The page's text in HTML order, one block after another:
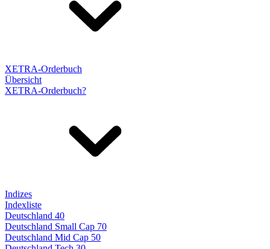
XETRA-Orderbuch
Übersicht
XETRA-Orderbuch?
Indizes
Indexliste
Deutschland 40
Deutschland Small Cap 70
Deutschland Mid Cap 50